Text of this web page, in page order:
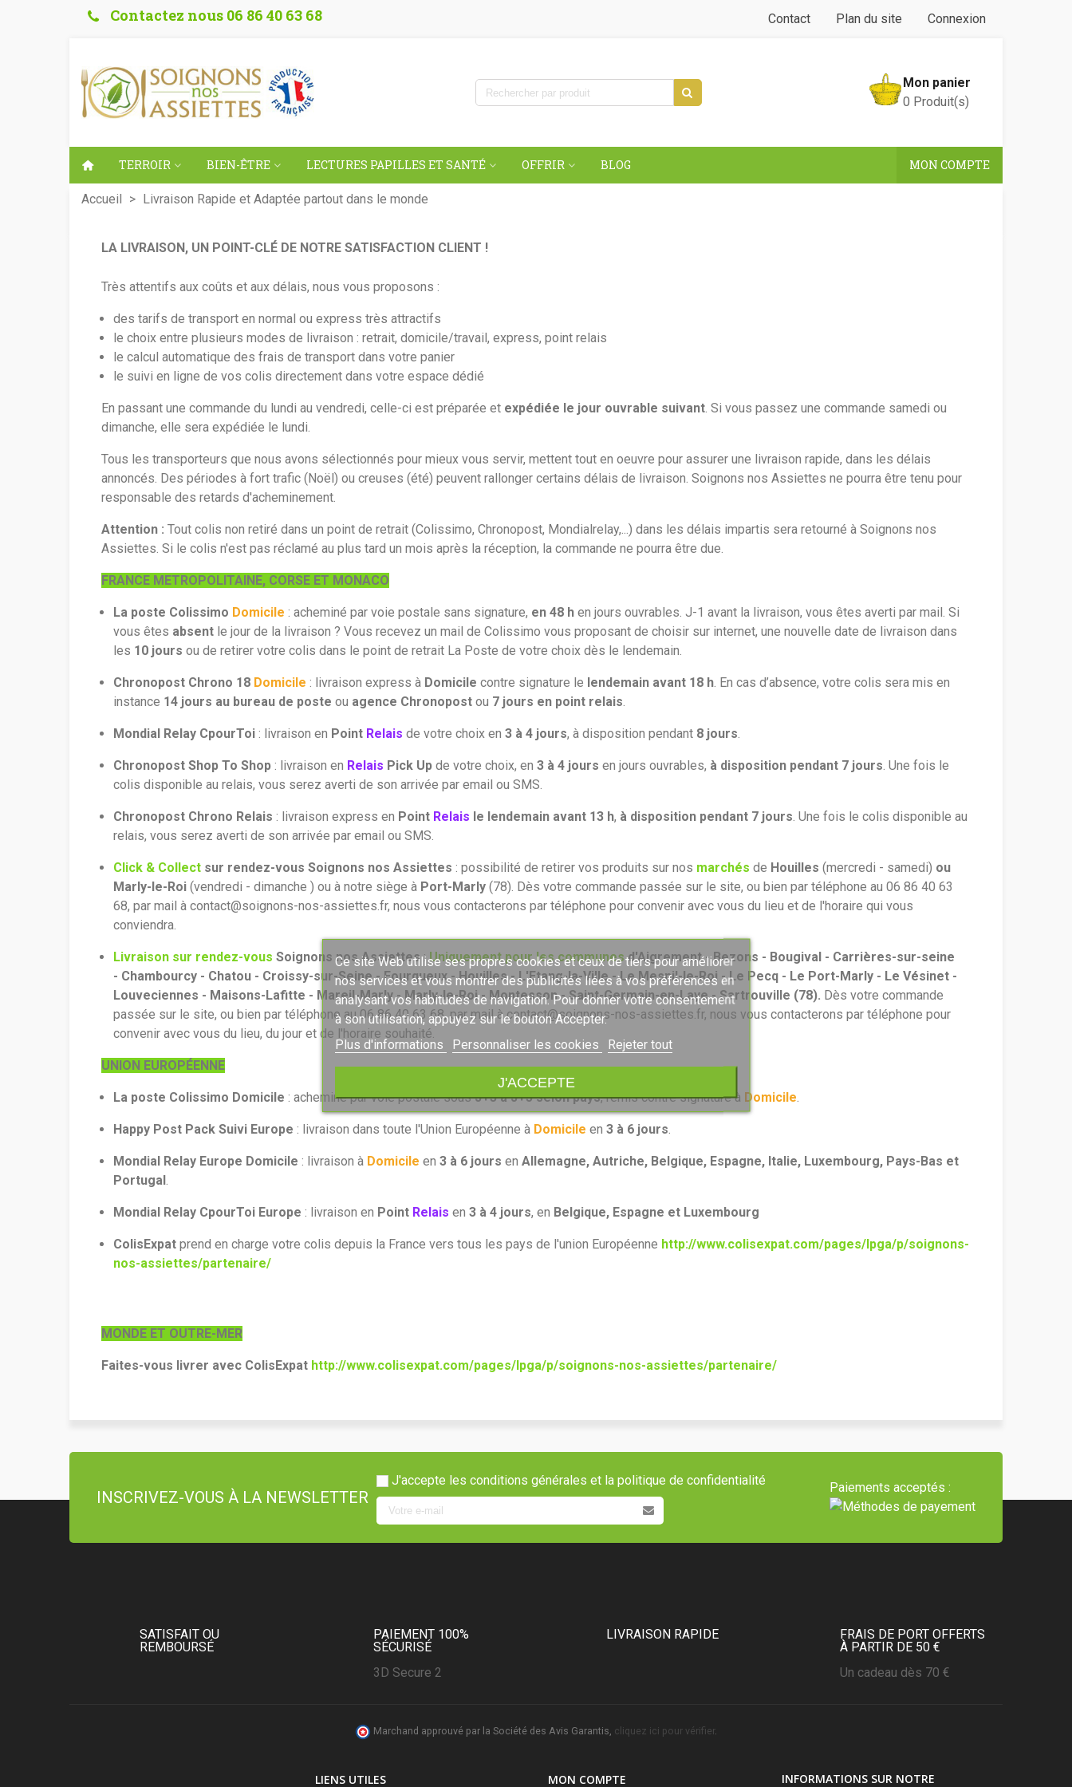
Contactez nous 06 86 40 63 68 Contact Plan du site Connexion
Mon panier
0 Produit(s)
TERROIR BIEN-ÊTRE LECTURES PAPILLES ET SANTÉ OFFRIR BLOG MON COMPTE
Accueil > Livraison Rapide et Adaptée partout dans le monde
LA LIVRAISON, UN POINT-CLÉ DE NOTRE SATISFACTION CLIENT !
Très attentifs aux coûts et aux délais, nous vous proposons :
des tarifs de transport en normal ou express très attractifs
le choix entre plusieurs modes de livraison : retrait, domicile/travail, express, point relais
le calcul automatique des frais de transport dans votre panier
le suivi en ligne de vos colis directement dans votre espace dédié
En passant une commande du lundi au vendredi, celle-ci est préparée et expédiée le jour ouvrable suivant. Si vous passez une commande samedi ou
dimanche, elle sera expédiée le lundi.
Tous les transporteurs que nous avons sélectionnés pour mieux vous servir, mettent tout en oeuvre pour assurer une livraison rapide, dans les délais
annoncés. Des périodes à fort trafic (Noël) ou creuses (été) peuvent rallonger certains délais de livraison. Soignons nos Assiettes ne pourra être tenu pour
responsable des retards d'acheminement.
Attention : Tout colis non retiré dans un point de retrait (Colissimo, Chronopost, Mondialrelay,...) dans les délais impartis sera retourné à Soignons nos
Assiettes. Si le colis n'est pas réclamé au plus tard un mois après la réception, la commande ne pourra être due.
FRANCE METROPOLITAINE, CORSE ET MONACO
La poste Colissimo Domicile : acheminé par voie postale sans signature, en 48 h en jours ouvrables. J-1 avant la livraison, vous êtes averti par mail. Si
vous êtes absent le jour de la livraison ? Vous recevez un mail de Colissimo vous proposant de choisir sur internet, une nouvelle date de livraison dans
les 10 jours ou de retirer votre colis dans le point de retrait La Poste de votre choix dès le lendemain.
Chronopost Chrono 18 Domicile : livraison express à Domicile contre signature le lendemain avant 18 h. En cas d’absence, votre colis sera mis en
instance 14 jours au bureau de poste ou agence Chronopost ou 7 jours en point relais.
Mondial Relay CpourToi : livraison en Point Relais de votre choix en 3 à 4 jours, à disposition pendant 8 jours.
Chronopost Shop To Shop : livraison en Relais Pick Up de votre choix, en 3 à 4 jours en jours ouvrables, à disposition pendant 7 jours. Une fois le
colis disponible au relais, vous serez averti de son arrivée par email ou SMS.
Chronopost Chrono Relais : livraison express en Point Relais le lendemain avant 13 h, à disposition pendant 7 jours. Une fois le colis disponible au
relais, vous serez averti de son arrivée par email ou SMS.
Click & Collect sur rendez-vous Soignons nos Assiettes : possibilité de retirer vos produits sur nos marchés de Houilles (mercredi - samedi) ou
Marly-le-Roi (vendredi - dimanche ) ou à notre siège à Port-Marly (78). Dès votre commande passée sur le site, ou bien par téléphone au 06 86 40 63
68, par mail à contact@soignons-nos-assiettes.fr, nous vous contacterons par téléphone pour convenir avec vous du lieu et de l'horaire qui vous
conviendra.
Livraison sur rendez-vous Soignons nos Assiettes:Uniquement pour les communesd'Aigrement - Bezons - Bougival - Carrières-sur-seine
- Chambourcy - Chatou - Croissy-sur-Seine - Fourqueux - Houilles - L'Etang-la-Ville - Le Mesnil-le-Roi - Le Pecq - Le Port-Marly - Le Vésinet -
Louveciennes - Maisons-Lafitte - Mareil-Marly - Marly-le-Roi - Montesson - Saint-Germain-en-Laye - Sartrouville (78). Dès votre commande
passée sur le site, ou bien par téléphone au 06 86 40 63 68, par mail à contact@soignons-nos-assiettes.fr, nous vous contacterons par téléphone pour
convenir avec vous du lieu, du jour et de l'horaire souhaité.
UNION EUROPÉENNE
La poste Colissimo Domicile : acheminé par voie postale sousJ+3 à J+5 selon pays, remis contre signature à Domicile.
Happy Post Pack Suivi Europe : livraison dans toute l'Union Européenne à Domicile en 3 à 6 jours.
Mondial Relay Europe Domicile : livraison à Domicile en 3 à 6 jours en Allemagne, Autriche, Belgique, Espagne, Italie, Luxembourg, Pays-Bas et
Portugal.
Mondial Relay CpourToi Europe : livraison en Point Relais en 3 à 4 jours, en Belgique, Espagne et Luxembourg
ColisExpat prend en charge votre colis depuis la France vers tous les pays de l'union Européenne http://www.colisexpat.com/pages/lpga/p/soignons-
nos-assiettes/partenaire/
MONDE ET OUTRE-MER
Faites-vous livrer avec ColisExpat http://www.colisexpat.com/pages/lpga/p/soignons-nos-assiettes/partenaire/
INSCRIVEZ-VOUS À LA NEWSLETTER
J'accepte les conditions générales et la politique de confidentialité Paiements acceptés :
SATISFAIT OU
REMBOURSÉ
PAIEMENT 100%
SÉCURISÉ
3D Secure 2
LIVRAISON RAPIDE
FRAIS DE PORT OFFERTS
À PARTIR DE 50 €
Un cadeau dès 70 €
Marchand approuvé par la Société des Avis Garantis, cliquez ici pour vérifier.
Ce site Web utilise ses propres cookies et ceux de tiers pour améliorer
nos services et vous montrer des publicités liées à vos préférences en
analysant vos habitudes de navigation. Pour donner votre consentement
à son utilisation, appuyez sur le bouton Accepter.
Plus d'informations
Personnaliser les cookies Rejeter tout
J'ACCEPTE
INFORMATIONS SUR NOTRE
LIENS UTILES MON COMPTE